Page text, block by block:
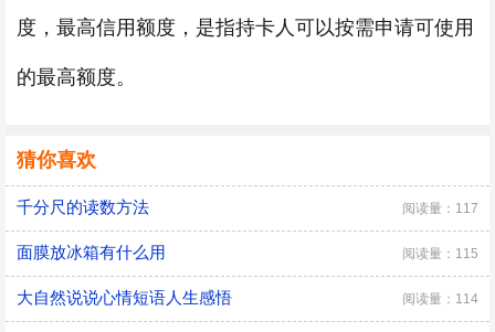
度，最高信用额度，是指持卡人可以按需申请可使用
的最高额度。
猜你喜欢
千分尺的读数方法 阅读量：117
面膜放冰箱有什么用 阅读量：115
大自然说说心情短语人生感悟 阅读量：114